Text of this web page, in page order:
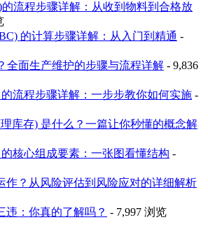
流程步骤详解：从收到物料到合格放
的计算步骤详解：从入门到精通 -
全面生产维护的步骤与流程详解 - 9,836
的流程步骤详解：一步步教你如何实施 -
库存) 是什么？一篇让你秒懂的概念解
核心组成要素：一张图看懂结构 -
作？从风险评估到风险应对的详细解析
违：你真的了解吗？ - 7,997 浏览